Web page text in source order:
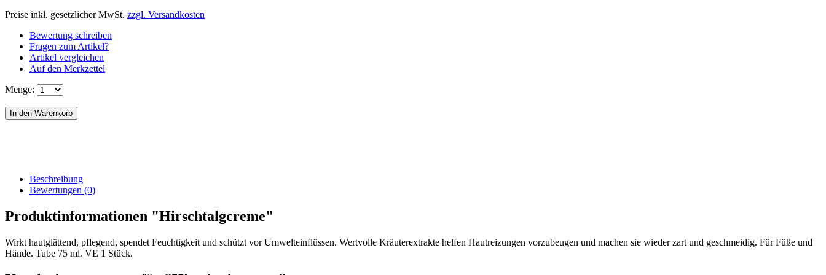
Preise inkl. gesetzlicher MwSt. zzgl. Versandkosten
Bewertung schreiben
Fragen zum Artikel?
Artikel vergleichen
Auf den Merkzettel
Menge:
Beschreibung
Bewertungen (0)
Produktinformationen "Hirschtalgcreme"
Wirkt hautglättend, pflegend, spendet Feuchtigkeit und schützt vor Umwelteinflüssen. Wertvolle Kräuterextrakte helfen Hautreizungen vorzubeugen und machen sie wieder zart und geschmeidig. Für Füße und
Hände. Tube 75 ml. VE 1 Stück.